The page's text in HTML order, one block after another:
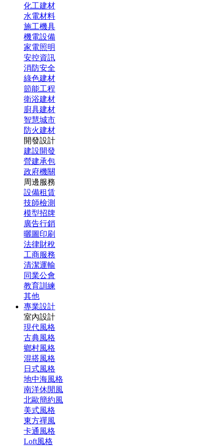
化工建材
水電材料
施工機具
機電設備
家電照明
安控資訊
消防安全
綠色建材
節能工程
衛浴建材
廚具建材
智慧城市
防火建材
開發設計
建設開發
營建承包
政府機關
周邊服務
設備租賃
技師檢測
模型招牌
廣告行銷
曬圖印刷
法律財稅
工商服務
清潔運輸
同業公會
教育訓練
其他
專業設計
室內設計
現代風格
古典風格
鄉村風格
混搭風格
日式風格
地中海風格
南洋休閒風
北歐簡約風
美式風格
東方禪風
卡通風格
Loft風格